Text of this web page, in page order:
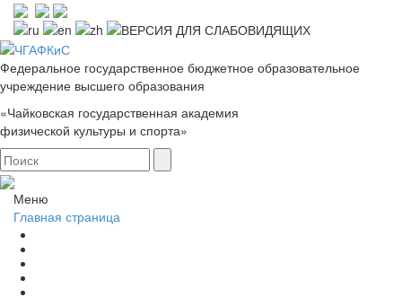
Федеральное государственное бюджетное образовательное
учреждение высшего образования
«Чайковская государственная академия
физической культуры и спорта»
Меню
Главная страница